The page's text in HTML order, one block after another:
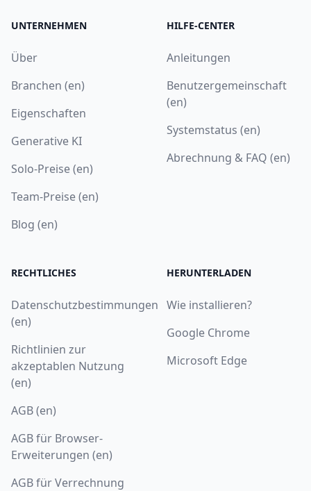
UNTERNEHMEN
Über
Branchen (en)
Eigenschaften
Generative KI
Solo-Preise (en)
Team-Preise (en)
Blog (en)
HILFE-CENTER
Anleitungen
Benutzergemeinschaft
(en)
Systemstatus (en)
Abrechnung & FAQ (en)
RECHTLICHES
Datenschutzbestimmungen
(en)
Richtlinien zur
akzeptablen Nutzung
(en)
AGB (en)
AGB für Browser-
Erweiterungen (en)
AGB für Verrechnung
HERUNTERLADEN
Wie installieren?
Google Chrome
Microsoft Edge